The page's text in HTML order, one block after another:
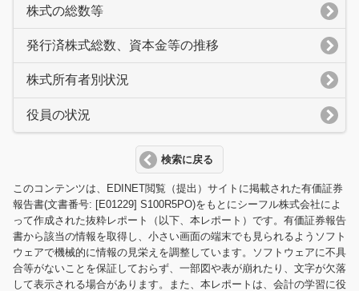
株式の総数等
発行済株式総数、資本金等の推移
株式所有者別状況
役員の状況
検索に戻る
このコンテンツは、EDINET閲覧（提出）サイトに掲載された有価証券
報告書(文書番号: [E01229] S100R5PO)をもとにシーフル株式会社によ
って作成された抜粋レポート（以下、本レポート）です。有価証券報告
書から該当の情報を取得し、小さい画面の端末でも見られるようソフト
ウェアで機械的に情報の見栄えを調整しています。ソフトウェアに不具
合等がないことを保証しておらず、一部図や表が崩れたり、文字が欠落
して表示される場合があります。また、本レポートは、会計の学習に役